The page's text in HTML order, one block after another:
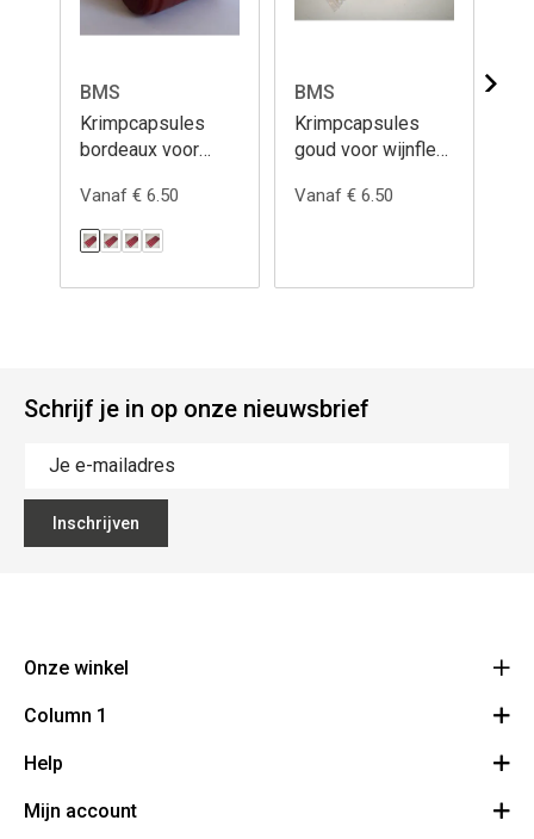
BMS
Krimpcapsules
bordeaux voor
Vanaf € 6.50
BMS
Krimpcapsules
goud voor wijnfles
Vanaf € 6.50
Schrijf je in op onze nieuwsbrief
Inschrijven
Onze winkel
BMS Champetterke
8520 Kuurne
056 71 46 65
Column 1
Bestelling herroepen
Help
Demonstraties
Mijn account